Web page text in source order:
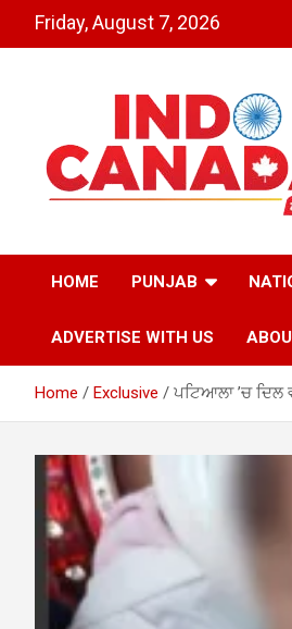
Friday, August 7, 2026
Indo Canada
Canada
HOME PUNJAB
ADVERTISE WITH US
Home Exclusive ਪਟਿਆਲਾ ’ਚ ਦਿਲ